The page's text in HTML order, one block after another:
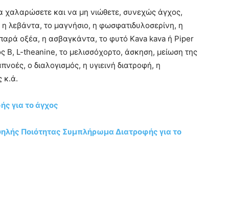
χαλαρώσετε και να μη νιώθετε, συνεχώς άγχος,
λεβάντα, το μαγνήσιο, η φωσφατιδυλοσερίνη, η
οξέα, η ασβαγκάντα, το φυτό Kava kava ή Piper
Β, L-theanine, το μελισσόχορτο, άσκηση, μείωση της
ο διαλογισμός, η υγιεινή διατροφή, η
κ.ά.
για το άγχος
Ποιότητας Συμπλήρωμα Διατροφής για το